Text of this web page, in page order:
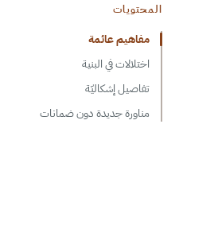
المحتويات
مفاهيم عائمة
اختلالات في البنية
تفاصيل إشكاليّة
مناورة جديدة دون ضمانات